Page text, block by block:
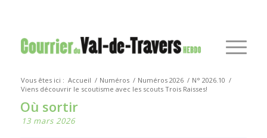
Vous êtes ici : Accueil / Numéros / Numéros 2026 / N° 2026.10 /
Viens découvrir le scoutisme avec les scouts Trois Raisses!
Où sortir
13 mars 2026